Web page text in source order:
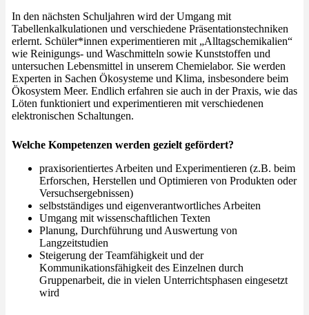
In den nächsten Schuljahren wird der Umgang mit
Tabellenkalkulationen und verschiedene Präsentationstechniken
erlernt. Schüler*innen experimentieren mit „Alltagschemikalien“
wie Reinigungs- und Waschmitteln sowie Kunststoffen und
untersuchen Lebensmittel in unserem Chemielabor. Sie werden
Experten in Sachen Ökosysteme und Klima, insbesondere beim
Ökosystem Meer. Endlich erfahren sie auch in der Praxis, wie das
Löten funktioniert und experimentieren mit verschiedenen
elektronischen Schaltungen.
Welche Kompetenzen werden gezielt gefördert?
praxisorientiertes Arbeiten und Experimentieren (z.B. beim
Erforschen, Herstellen und Optimieren von Produkten oder
Versuchsergebnissen)
selbstständiges und eigenverantwortliches Arbeiten
Umgang mit wissenschaftlichen Texten
Planung, Durchführung und Auswertung von
Langzeitstudien
Steigerung der Teamfähigkeit und der
Kommunikationsfähigkeit des Einzelnen durch
Gruppenarbeit, die in vielen Unterrichtsphasen eingesetzt
wird